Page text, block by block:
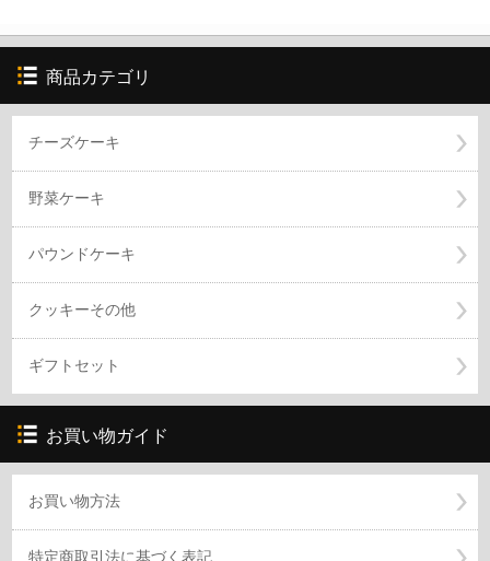
商品カテゴリ
チーズケーキ
野菜ケーキ
パウンドケーキ
クッキーその他
ギフトセット
お買い物ガイド
お買い物方法
特定商取引法に基づく表記